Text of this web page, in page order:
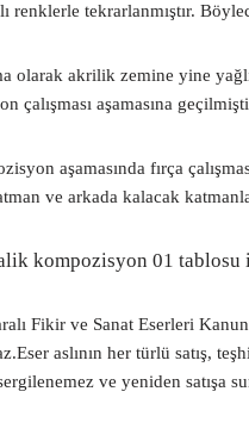
renklerle tekrarlanmıştır.
olarak akrilik zemine yine yağlı
çalışması aşamasına
aşamasında fırça
ve arkada kalacak
kompozisyon 01 tablosu
Fikir ve Sanat Eserleri
aslının her türlü satış,
ve yeniden satışa